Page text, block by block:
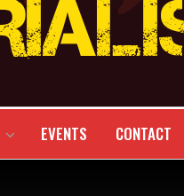
EVENTS CONTACT